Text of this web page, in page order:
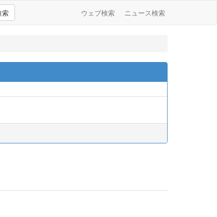
索 ウェブ検索 ニュース検索